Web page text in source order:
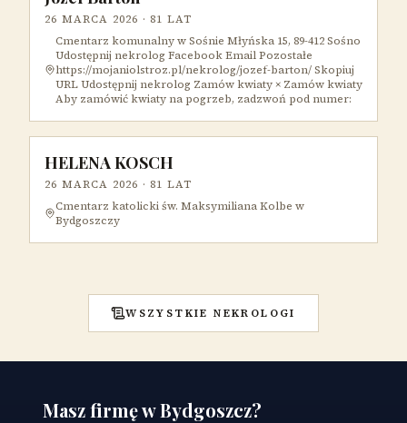
26 MARCA 2026 · 81 LAT
Cmentarz komunalny w Sośnie Młyńska 15, 89-412 Sośno
Udostępnij nekrolog Facebook Email Pozostałe
https://mojaniolstroz.pl/nekrolog/jozef-barton/ Skopiuj
URL Udostępnij nekrolog Zamów kwiaty × Zamów kwiaty
Aby zamówić kwiaty na pogrzeb, zadzwoń pod numer:
HELENA KOSCH
26 MARCA 2026 · 81 LAT
Cmentarz katolicki św. Maksymiliana Kolbe w
Bydgoszczy
WSZYSTKIE NEKROLOGI
Masz firmę w Bydgoszcz?